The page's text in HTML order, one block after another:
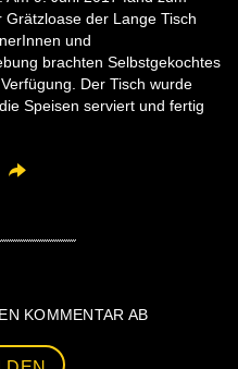
der Lange Tisch
und
brachten Selbstgekochtes
Der Tisch wurde
Speisen serviert und fertig
KOMMENTAR AB